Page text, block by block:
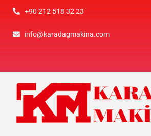
+90 212 518 32 23
info@karadagmakina.com